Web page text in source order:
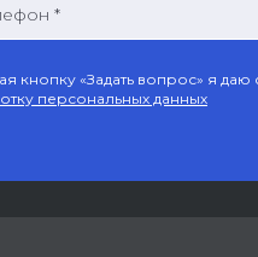
*
кнопку «Задать вопрос» я даю
персональных данных